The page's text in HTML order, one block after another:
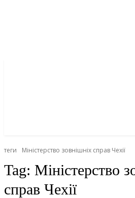
теги Міністерство зовнішніх справ Чехії
Tag: Міністерство
справ Чехії